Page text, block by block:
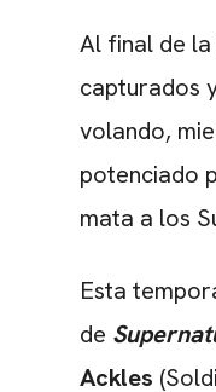
Al final de
capturados
volando,
potenciado
mata a los
Esta
de
Ackles